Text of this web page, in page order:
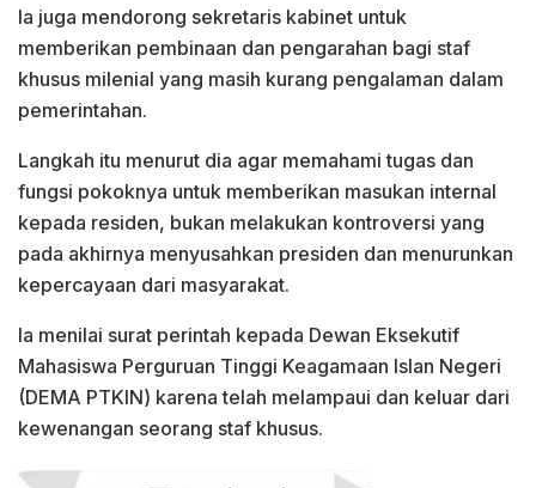
Ia juga mendorong sekretaris kabinet untuk
memberikan pembinaan dan pengarahan bagi staf
khusus milenial yang masih kurang pengalaman dalam
pemerintahan.
Langkah itu menurut dia agar memahami tugas dan
fungsi pokoknya untuk memberikan masukan internal
kepada residen, bukan melakukan kontroversi yang
pada akhirnya menyusahkan presiden dan menurunkan
kepercayaan dari masyarakat.
Ia menilai surat perintah kepada Dewan Eksekutif
Mahasiswa Perguruan Tinggi Keagamaan Islan Negeri
(DEMA PTKIN) karena telah melampaui dan keluar dari
kewenangan seorang staf khusus.